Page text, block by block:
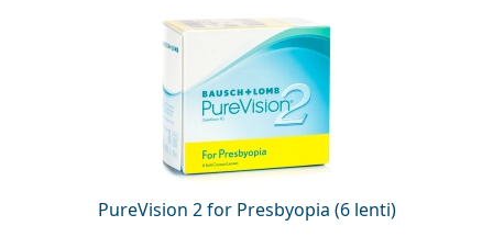
PureVision 2 for Presbyopia (6 lenti)